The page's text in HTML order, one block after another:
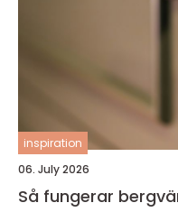
inspiration
06. July 2026
Så fungerar